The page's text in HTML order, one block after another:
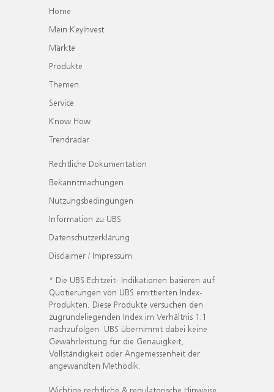
Home
Mein KeyInvest
Märkte
Produkte
Themen
Service
Know How
Trendradar
Rechtliche Dokumentation
Bekanntmachungen
Nutzungsbedingungen
Information zu UBS
Datenschutzerklärung
Disclaimer / Impressum
* Die UBS Echtzeit- Indikationen basieren auf
Quotierungen von UBS emittierten Index-
Produkten. Diese Produkte versuchen den
zugrundeliegenden Index im Verhältnis 1:1
nachzufolgen. UBS übernimmt dabei keine
Gewährleistung für die Genauigkeit,
Vollständigkeit oder Angemessenheit der
angewandten Methodik.